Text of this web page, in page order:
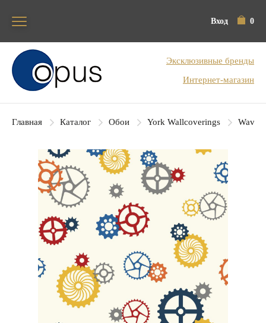
Вход 0
Блок поиска
Эксклюзивные бренды
Интернет-магазин
Главная Каталог Обои York Wallcoverings